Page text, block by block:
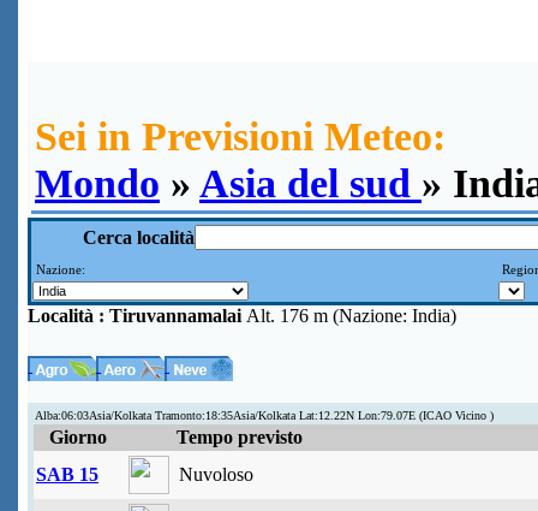
Sei in Previsioni Meteo:
Mondo » Asia del sud »
Cerca località
Nazione:
Località : Tiruvannamalai Alt. 176 m (Nazione: India)
Alba:06:03Asia/Kolkata Tramonto:18:35Asia/Kolkata Lat:12.22N Lon:79.07E (ICAO Vicino )
Giorno
Tempo previsto
SAB 15
Nuvoloso